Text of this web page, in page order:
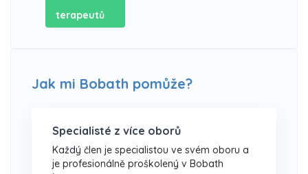
terapeutů
Jak mi Bobath pomůže?
Specialisté z více oborů
Každý člen je specialistou ve svém oboru a
je profesionálně proškolený v Bobath